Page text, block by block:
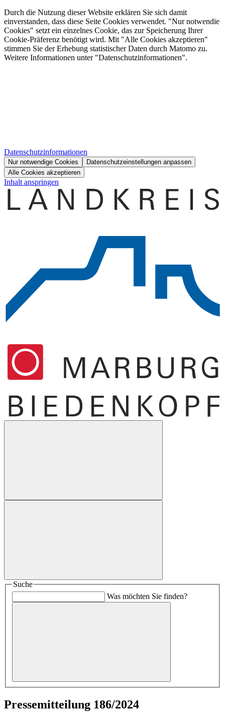
Durch die Nutzung dieser Website erklären Sie sich damit
einverstanden, dass diese Seite Cookies verwendet. "Nur notwendie
Cookies" setzt ein einzelnes Cookie, das zur Speicherung Ihrer
Cookie-Präferenz benötigt wird. Mit "Alle Cookies akzeptieren"
stimmen Sie der Erhebung statistischer Daten durch Matomo zu.
Weitere Informationen unter "Datenschutzinformationen".
Datenschutzinformationen
Nur notwendige Cookies
Datenschutzeinstellungen anpassen
Alle Cookies akzeptieren
Inhalt anspringen
Suche
Was möchten Sie finden?
Pressemitteilung 186/2024